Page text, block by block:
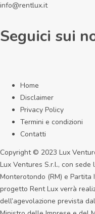
info@rentlux.it
Seguici sui
Home
Disclaimer
Privacy Policy
Termini e condizioni
Contatti
Copyright © 2023 Lux
Lux Ventures S.r.l., con
Monterotondo (RM) e Partita
progetto Rent Lux verrà
dell’agevolazione prevista